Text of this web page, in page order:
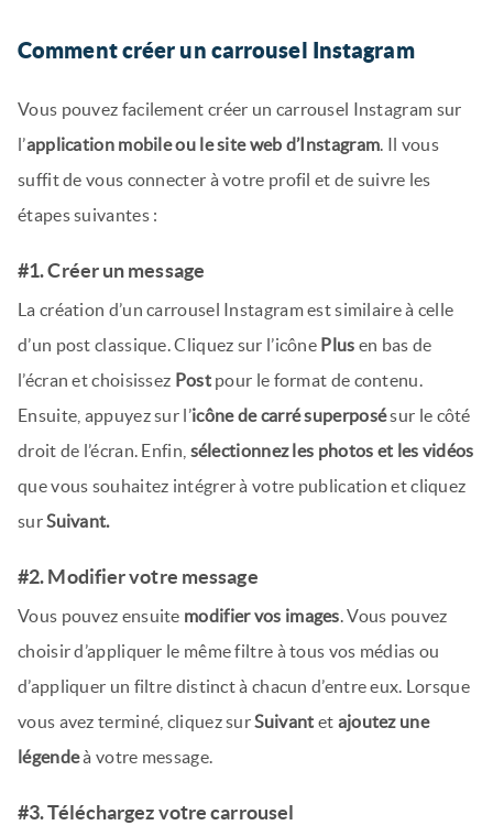
Comment créer un carrousel Instagram
Vous pouvez facilement créer un carrousel Instagram sur
l’application mobile ou le site web d’Instagram . Il vous
suffit de vous connecter à votre profil et de suivre les
étapes suivantes :
#1. Créer un message
La création d’un carrousel Instagram est similaire à celle
d’un post classique. Cliquez sur l’icône Plus en bas de
l’écran et choisissez Postpour le format de contenu.
Ensuite, appuyez sur l’icône de carré superposésur le côté
droit de l’écran. Enfin, sélectionnez les photos et les vidéos
que vous souhaitez intégrer à votre publication et cliquez
sur Suivant.
#2. Modifier votre message
Vous pouvez ensuite modifier vos images . Vous pouvez
choisir d’appliquer le même filtre à tous vos médias ou
d’appliquer un filtre distinct à chacun d’entre eux. Lorsque
vous avez terminé, cliquez sur Suivant et ajoutez une
légendeà votre message.
#3. Téléchargez votre carrousel